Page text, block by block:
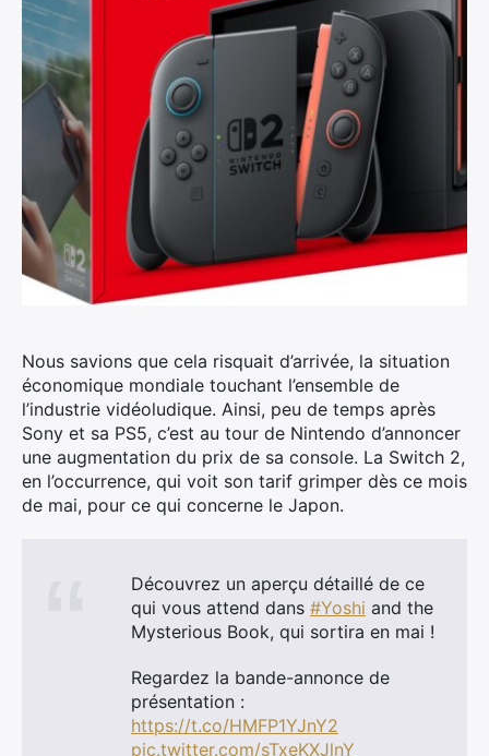
Nous savions que cela risquait d’arrivée, la situation
économique mondiale touchant l’ensemble de
l’industrie vidéoludique. Ainsi, peu de temps après
Sony et sa PS5, c’est au tour de Nintendo d’annoncer
une augmentation du prix de sa console. La Switch 2,
en l’occurrence, qui voit son tarif grimper dès ce mois
de mai, pour ce qui concerne le Japon.
Découvrez un aperçu détaillé de ce
qui vous attend dans #Yoshi and the
Mysterious Book, qui sortira en mai !
Regardez la bande-annonce de
présentation :
https://t.co/HMFP1YJnY2
pic.twitter.com/sTxeKXJlnY